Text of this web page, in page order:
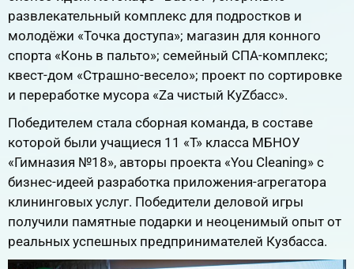
развлекательный комплекс для подростков и
молодёжи «Точка доступа»; магазин для конного
спорта «Конь в пальто»; семейный СПА-комплекс;
квест-дом «Страшно-весело»; проект по сортировке
и переработке мусора «Zа чистый КуZбасс».
Победителем стала сборная команда, в составе
которой были учащиеся 11 «Т» класса МБНОУ
«Гимназия №18», авторы проекта «You Cleaning» с
бизнес-идеей разработка приложения-агрегатора
клининговых услуг. Победители деловой игры
получили памятные подарки и неоценимый опыт от
реальных успешных предпринимателей Кузбасса.